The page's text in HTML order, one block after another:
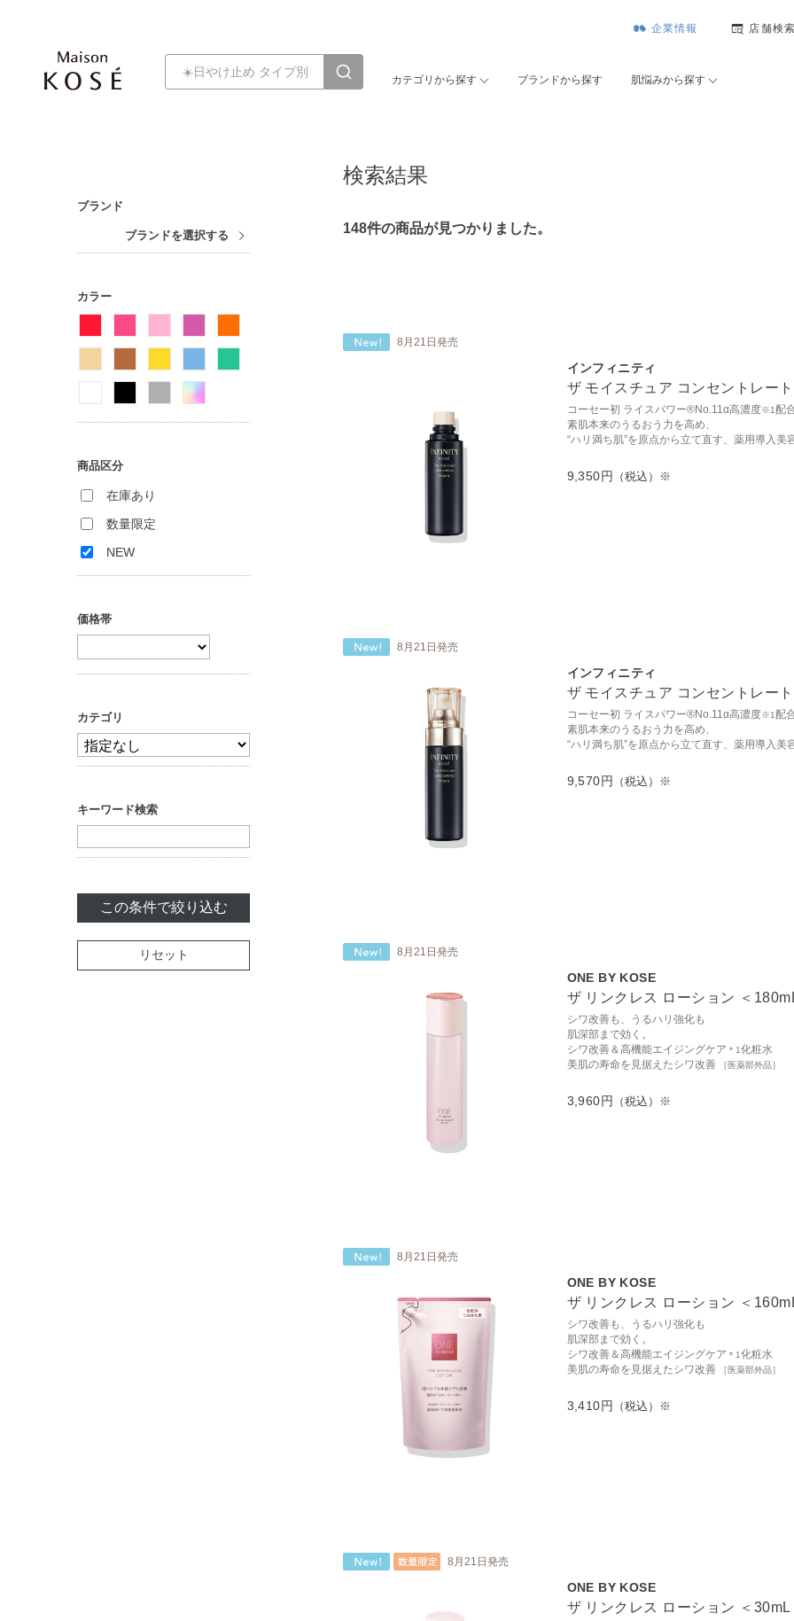
企業情報 店舗検索
カテゴリから探す ブランドから探す 肌悩みから探す
検索結果
ブランド
ブランドを選択する
カラー
商品区分
在庫あり
数量限定
NEW
価格帯
カテゴリ
キーワード検索
この条件で絞り込む
リセット
148件の商品が見つかりました。
8月21日発売
インフィニティ
ザ モイスチュア コンセントレー
コーセー初 ライスパワー®No.11α高濃度※1 配
素肌本来のうるおう力を高め、
“ハリ満ち肌”を原点から立て直す、薬用導入美
9,350円 （税込）※
8月21日発売
インフィニティ
ザ モイスチュア コンセントレー
コーセー初 ライスパワー®No.11α高濃度※1 配
素肌本来のうるおう力を高め、
“ハリ満ち肌”を原点から立て直す、薬用導入美
9,570円 （税込）※
8月21日発売
ONE BY KOSE
ザ リンクレス ローション ＜
シワ改善も、うるハリ強化も
肌深部まで効く。
シワ改善＆高機能エイジングケア ＊1化粧水
美肌の寿命を見据えたシワ改善
［医薬部外品］
3,960円 （税込）※
8月21日発売
ONE BY KOSE
ザ リンクレス ローション ＜
シワ改善も、うるハリ強化も
肌深部まで効く。
シワ改善＆高機能エイジングケア ＊1化粧水
美肌の寿命を見据えたシワ改善
［医薬部外品］
3,410円 （税込）※
8月21日発売
ONE BY KOSE
ザ リンクレス ローション ＜30mL